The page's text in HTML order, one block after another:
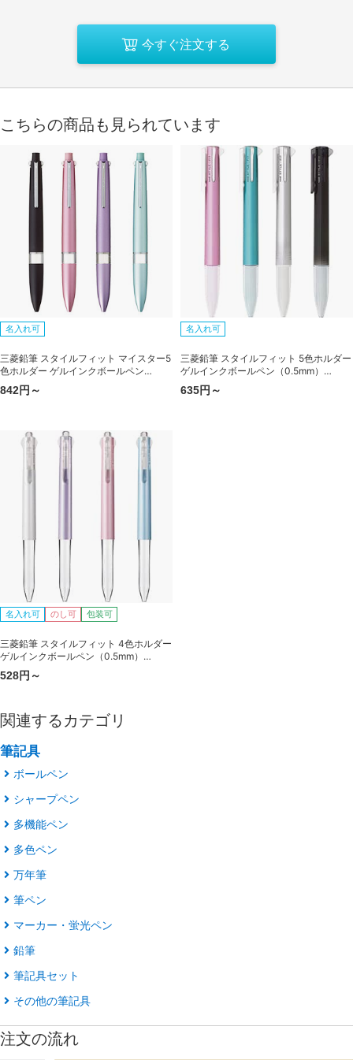
今すぐ注文する
こちらの商品も見られています
名入れ可
三菱鉛筆 スタイルフィット マイスター5
色ホルダー ゲルインクボールペン
（0.5mm） UE5H-508
842円～
名入れ可
三菱鉛筆 スタイルフィット 5色ホルダー
ゲルインクボールペン（0.5mm）
UE5H-258
635円～
名入れ可 のし可 包装可
三菱鉛筆 スタイルフィット 4色ホルダー
ゲルインクボールペン（0.5mm）
UE4H-227
528円～
関連するカテゴリ
筆記具
ボールペン
シャープペン
多機能ペン
多色ペン
万年筆
筆ペン
マーカー・蛍光ペン
鉛筆
筆記具セット
その他の筆記具
注文の流れ